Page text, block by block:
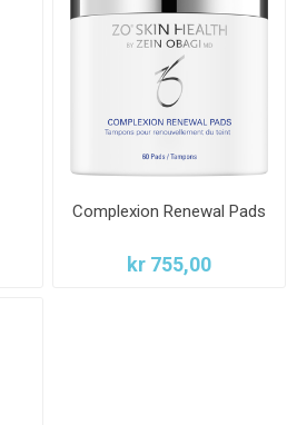
Complexion Renewal Pads
kr 755,00